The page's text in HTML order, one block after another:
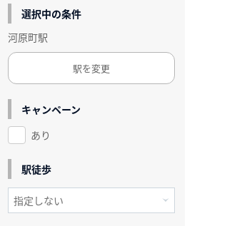
選択中の条件
河原町駅
駅を変更
キャンペーン
あり
駅徒歩